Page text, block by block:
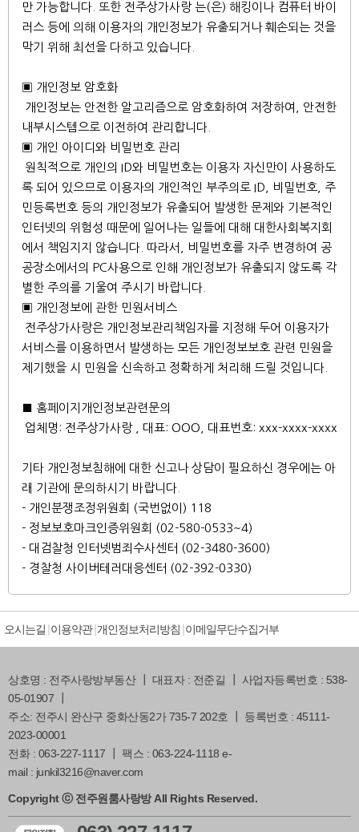
만 가능합니다. 또한 전주상가사랑 는(은) 해킹이나 컴퓨터 바이
러스 등에 의해 이용자의 개인정보가 유출되거나 훼손되는 것을
막기 위해 최선을 다하고 있습니다.
▣ 개인정보 암호화
개인정보는 안전한 알고리즘으로 암호화하여 저장하여, 안전한
내부시스템으로 이전하여 관리합니다.
▣ 개인 아이디와 비밀번호 관리
원칙적으로 개인의 ID와 비밀번호는 이용자 자신만이 사용하도
록 되어 있으므로 이용자의 개인적인 부주의로 ID, 비밀번호, 주
민등록번호 등의 개인정보가 유출되어 발생한 문제와 기본적인
인터넷의 위험성 때문에 일어나는 일들에 대해 대한사회복지회
에서 책임지지 않습니다. 따라서, 비밀번호를 자주 변경하여 공
공장소에서의 PC사용으로 인해 개인정보가 유출되지 않도록 각
별한 주의를 기울여 주시기 바랍니다.
▣ 개인정보에 관한 민원서비스
전주상가사랑은 개인정보관리책임자를 지정해 두어 이용자가
서비스를 이용하면서 발생하는 모든 개인정보보호 관련 민원을
제기했을 시 민원을 신속하고 정확하게 처리해 드릴 것입니다.
■ 홈페이지개인정보관련문의
업체명: 전주상가사랑 , 대표: OOO, 대표번호: xxx-xxxx-xxxx
기타 개인정보침해에 대한 신고나 상담이 필요하신 경우에는 아
래 기관에 문의하시기 바랍니다.
- 개인분쟁조정위원회 (국번없이) 118
- 정보보호마크인증위원회 (02-580-0533~4)
- 대검찰청 인터넷범죄수사센터 (02-3480-3600)
- 경찰청 사이버테러대응센터 (02-392-0330)
오시는길 이용약관 개인정보처리방침 이메일무단수집거부
상호명 : 전주사랑방부동산 ┃ 대표자 : 전준길 ┃ 사업자등록번호 : 538-
05-01907 ┃
주소: 전주시 완산구 중화산동2가 735-7 202호 ┃ 등록번호 : 45111-
2023-00001
전화 : 063-227-1117 ┃ 팩스 : 063-224-1118 e-
mail : junkil3216@naver.com
Copyright ⓒ 전주원룸사랑방 All Rights Reserved.